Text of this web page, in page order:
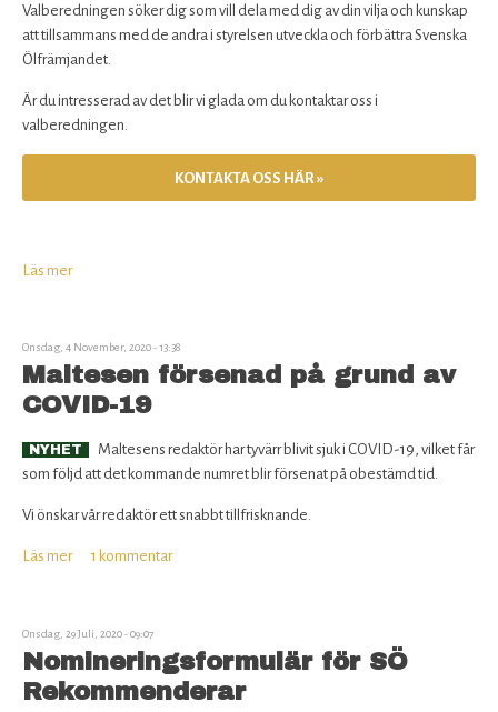
Valberedningen söker dig som vill dela med dig av din vilja och kunskap
att tillsammans med de andra i styrelsen utveckla och förbättra Svenska
Ölfrämjandet.
Är du intresserad av det blir vi glada om du kontaktar oss i
valberedningen.
KONTAKTA OSS HÄR »
Läs merom
behöver
förstärkning
i
styrelsen
Onsdag, 4 November, 2020 - 13:38
Maltesen försenad på grund av
COVID-19
NYHET
Maltesens redaktör har tyvärr blivit sjuk i COVID-19, vilket får
som följd att det kommande numret blir försenat på obestämd tid.
Vi önskar vår redaktör ett snabbt tillfrisknande.
Läs merom
på
grund
COVID-
1 kommentar
Onsdag, 29 Juli, 2020 - 09:07
Nomineringsformulär för SÖ
Rekommenderar